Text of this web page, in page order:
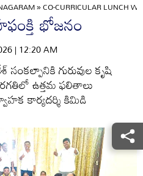
»CO-CURRICULAR LUNCH
భోజనం
| 12:20 AM
గురువుల కృషి
ఉత్తమ ఫలితాలు
కార్యదర్శి కిమిడి